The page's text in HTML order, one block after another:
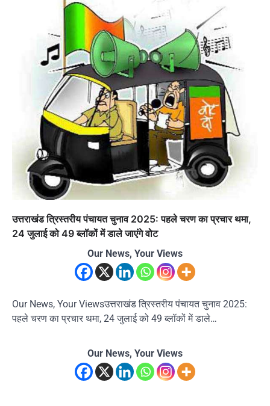
उत्तराखंड त्रिस्तरीय पंचायत चुनाव 2025: पहले चरण का प्रचार थमा,
24 जुलाई को 49 ब्लॉकों में डाले जाएंगे वोट
Our News, Your Views
Our News, Your Viewsउत्तराखंड त्रिस्तरीय पंचायत चुनाव 2025:
पहले चरण का प्रचार थमा, 24 जुलाई को 49 ब्लॉकों में डाले…
Our News, Your Views